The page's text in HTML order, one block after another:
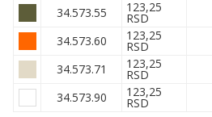
34.573.55
123,25
RSD
34.573.60
123,25
RSD
34.573.71
123,25
RSD
34.573.90
123,25
RSD